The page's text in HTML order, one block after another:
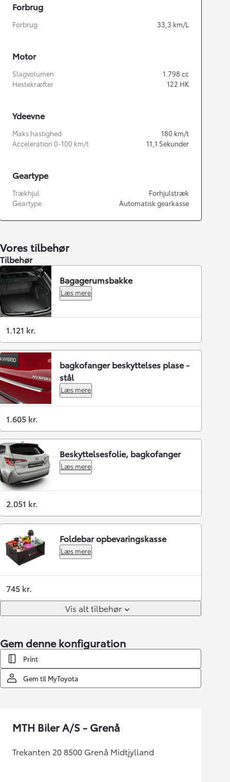
Forbrug
Forbrug 33,3 km/L
Motor
Slagvolumen 1.798 cc
Hestekræfter
122 HK
Ydeevne
Maks hastighed 180 km/t
Acceleration 0-100 km/t
11,1 Sekunder
Geartype
Trækhjul
Forhjulstræk
Geartype
Automatisk gearkasse
Vores tilbehør
Tilbehør
Bagagerumsbakke
Læs mere
1.121 kr.
bagkofanger beskyttelses plase -
stål
Læs mere
1.605 kr.
Beskyttelsesfolie, bagkofanger
Læs mere
2.051 kr.
Foldebar opbevaringskasse
Læs mere
745 kr.
Vis alt tilbehør
Gem denne konfiguration
Print
Gem til MyToyota
MTH Biler A/S - Grenå
Trekanten 20 8500 Grenå Midtjylland